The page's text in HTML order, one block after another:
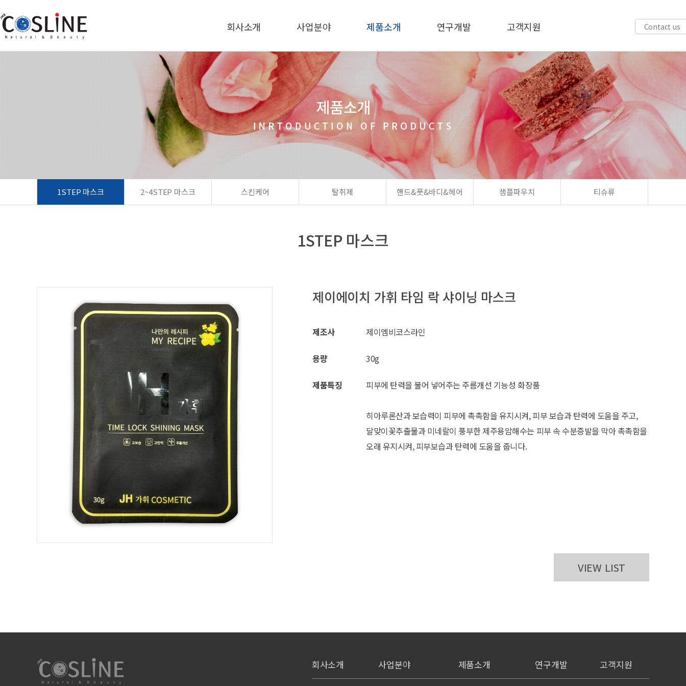
회사소개 사업분야 제품소개 연구개발 고객지원 Contact us
1STEP 마스크 2~4STEP 마스크 스킨케어 탈취제 핸드&풋&바디&헤어 샘플파우치 티슈류
1STEP 마스크
제이에이치 가휘 타임 락 샤이닝 마스크
제조사 제이엠비코스라인
용량 30g
제품특징 피부에 탄력을 불어 넣어주는 주름개선 기능성 화장품
히아루론산과 보습력이 피부에 촉촉함을 유지시켜, 피부 보습과 탄력에 도움을 주고,
달맞이꽃추출물과 미네랄이 풍부한 제주용암해수는 피부 속 수분증발을 막아 촉촉함을
오래 유지시켜, 피부보습과 탄력에 도움을 줍니다.
VIEW LIST
회사소개 사업분야 제품소개 연구개발 고객지원